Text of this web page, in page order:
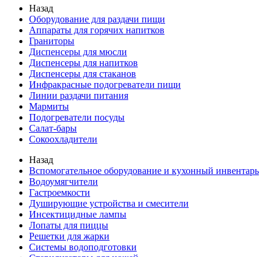
Назад
Оборудование для раздачи пищи
Аппараты для горячих напитков
Граниторы
Диспенсеры для мюсли
Диспенсеры для напитков
Диспенсеры для стаканов
Инфракрасные подогреватели пищи
Линии раздачи питания
Мармиты
Подогреватели посуды
Салат-бары
Сокоохладители
Назад
Вспомогательное оборудование и кухонный инвентарь
Водоумягчители
Гастроемкости
Душирующие устройства и смесители
Инсектицидные лампы
Лопаты для пиццы
Решетки для жарки
Системы водоподготовки